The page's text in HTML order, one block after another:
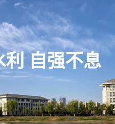
自强不息